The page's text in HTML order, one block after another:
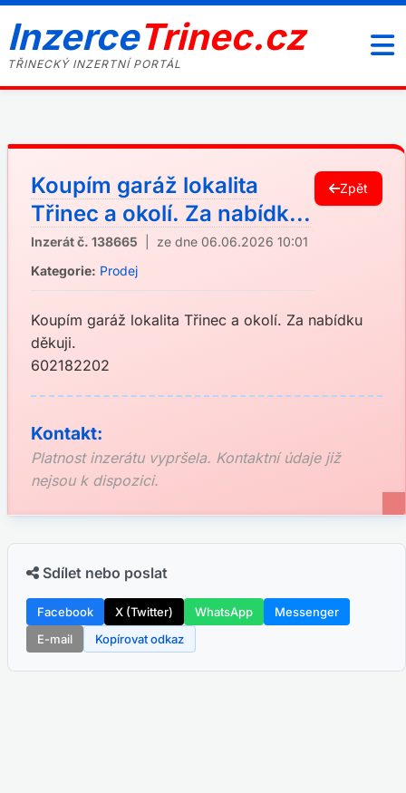
InzerceTrinec.cz
TŘINECKÝ INZERTNÍ PORTÁL
Koupím garáž lokalita
Třinec a okolí. Za nabídk...
Inzerát č. 138665 | ze dne 06.06.2026 10:01
Kategorie: Prodej
Zpět
Koupím garáž lokalita Třinec a okolí. Za nabídku
děkuji.
602182202
Kontakt:
Platnost inzerátu vypršela. Kontaktní údaje již
nejsou k dispozici.
Sdílet nebo poslat
Facebook X (Twitter) WhatsApp
Messenger
E-mail
Kopírovat odkaz